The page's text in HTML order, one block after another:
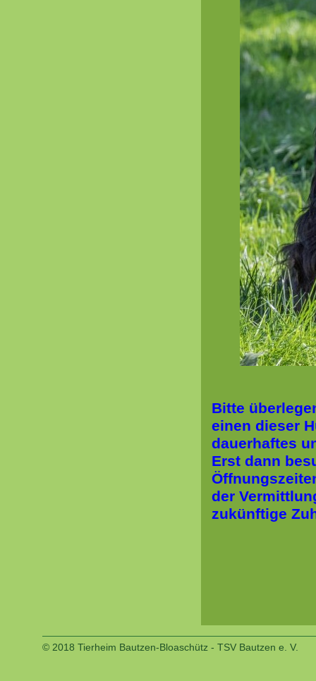
Bitte
einen dieser
dauerhaftes
Erst dann
der
zukünftige
© 2018 Tierheim Bautzen-Bloaschütz - TSV Bautzen e. V.